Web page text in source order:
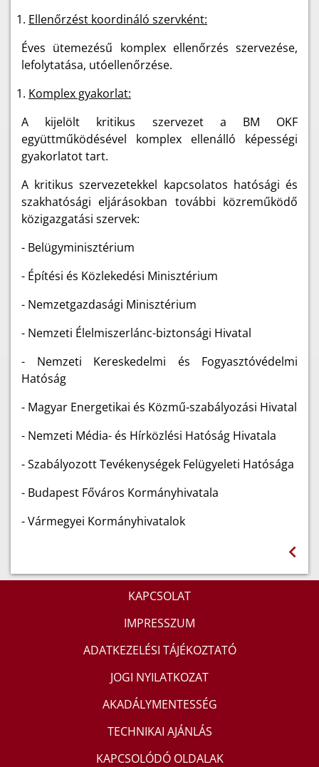
Ellenőrzést koordináló szervként:
Éves ütemezésű komplex ellenőrzés szervezése,
lefolytatása, utóellenőrzése.
Komplex gyakorlat:
A kijelölt kritikus szervezet a BM OKF
együttműködésével komplex ellenálló képességi
gyakorlatot tart.
A kritikus szervezetekkel kapcsolatos hatósági és
szakhatósági eljárásokban további közreműködő
közigazgatási szervek:
- Belügyminisztérium
- Építési és Közlekedési Minisztérium
- Nemzetgazdasági Minisztérium
- Nemzeti Élelmiszerlánc-biztonsági Hivatal
- Nemzeti Kereskedelmi és Fogyasztóvédelmi
Hatóság
- Magyar Energetikai és Közmű-szabályozási Hivatal
- Nemzeti Média- és Hírközlési Hatóság Hivatala
- Szabályozott Tevékenységek Felügyeleti Hatósága
- Budapest Főváros Kormányhivatala
- Vármegyei Kormányhivatalok
KAPCSOLAT
IMPRESSZUM
ADATKEZELÉSI TÁJÉKOZTATÓ
JOGI NYILATKOZAT
AKADÁLYMENTESSÉG
TECHNIKAI AJÁNLÁS
KAPCSOLÓDÓ OLDALAK